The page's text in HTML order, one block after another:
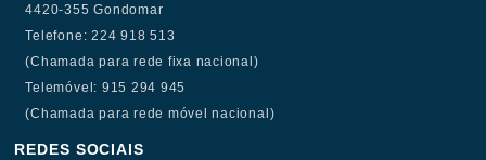
4420-355 Gondomar
Telefone: 224 918 513
(Chamada para rede fixa nacional)
Telemóvel: 915 294 945
(Chamada para rede móvel nacional)
REDES SOCIAIS